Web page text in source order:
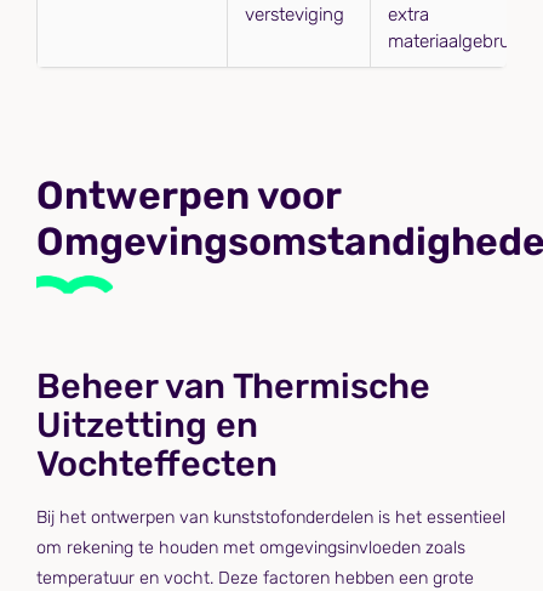
versteviging
extra
materiaalgebruik
Ontwerpen voor
Beheer van Thermische
Uitzetting en
Vochteffecten
Bij het ontwerpen van kunststofonderdelen is het essentieel
om rekening te houden met omgevingsinvloeden zoals
temperatuur en vocht. Deze factoren hebben een grote